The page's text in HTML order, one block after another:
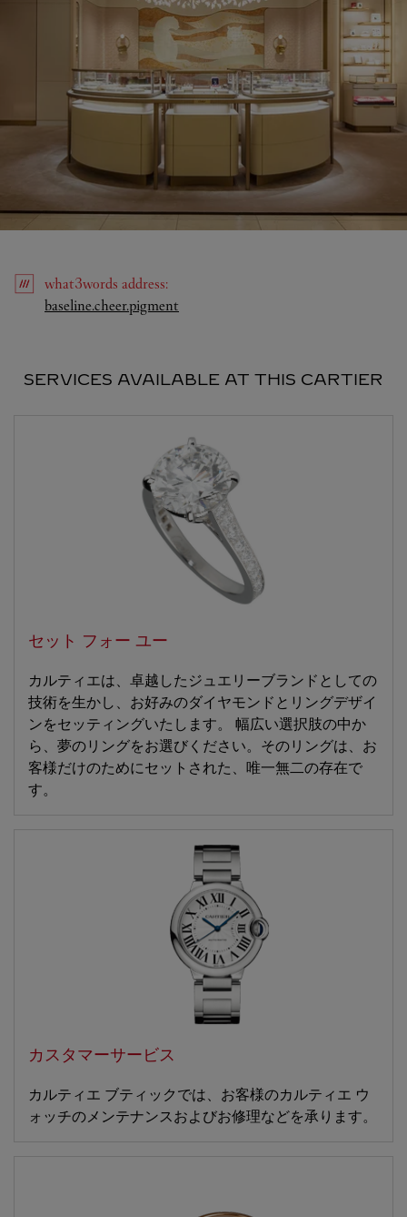
what3words address:
baseline.cheer.pigment
SERVICES AVAILABLE AT THIS CARTIER
セット フォー ユー
カルティエは、卓越したジュエリーブランドとしての
技術を生かし、お好みのダイヤモンドとリングデザイ
ンをセッティングいたします。 幅広い選択肢の中か
ら、夢のリングをお選びください。そのリングは、お
客様だけのためにセットされた、唯一無二の存在で
す。
カスタマーサービス
カルティエ ブティックでは、お客様のカルティエ ウ
ォッチのメンテナンスおよびお修理などを承ります。